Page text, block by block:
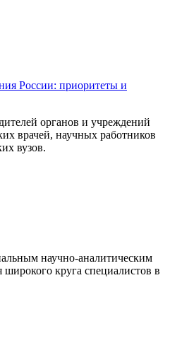
России: приоритеты и
органов и учреждений
врачей, научных работников
вузов.
научно-аналитическим
круга специалистов в